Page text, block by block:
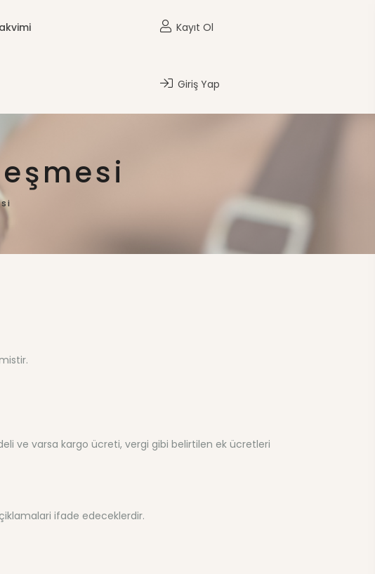
Kayıt Ol
Giriş Yap
ve varsa kargo ücreti, vergi gibi belirtilen ek ücretleri
ifade edeceklerdir.